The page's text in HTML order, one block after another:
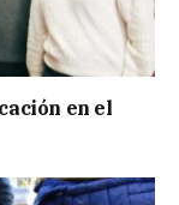
en el